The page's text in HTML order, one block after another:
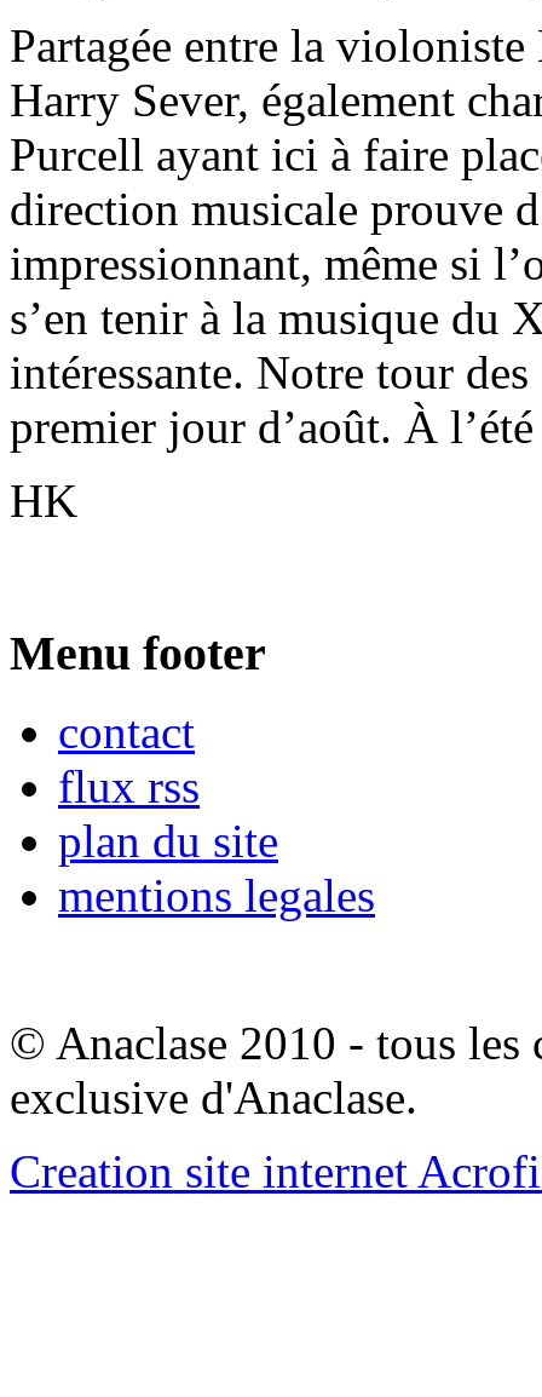
Partagée entre la
Harry Sever, également
Purcell ayant ici à faire
direction musicale prouve
impressionnant, même si
s’en tenir à la musique du
intéressante. Notre tour
premier jour d’août. À
HK
Menu footer
contact
flux rss
plan du site
mentions legales
© Anaclase 2010 - tous les
exclusive d'Anaclase.
Creation site internet